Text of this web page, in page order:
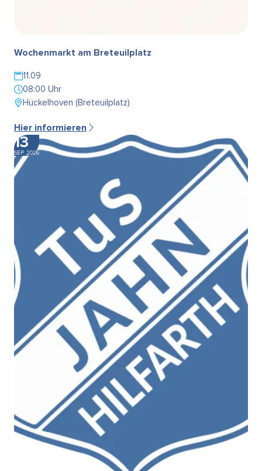
Wochenmarkt am Breteuilplatz
11.09
08:00 Uhr
Hückelhoven (Breteuilplatz)
Hier informieren
13
SEP. 2026